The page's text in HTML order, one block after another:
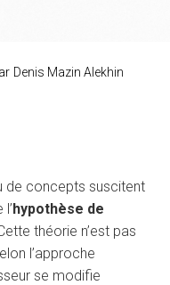
Denis Mazin Alekhin
de concepts suscitent
hypothèse de
théorie n’est pas
l’approche
se modifie